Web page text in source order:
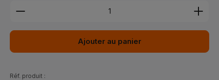
Quantité de produit : Entrez la quantité
Ajouter au panier
Réf. produit :